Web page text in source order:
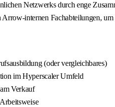
Netzwerks durch enge
internen Fachabteilungen,
(oder vergleichbares)
im Hyperscaler Umfeld
Verkauf